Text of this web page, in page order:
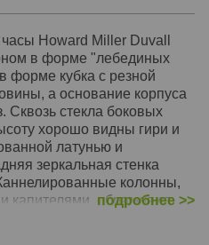
Howard Miller Duvall
в форме "лебединых
форме кубка с резной
а основание корпуса
стекла боковых
хорошо видны гири и
латунью и
зеркальная стенка
колонны,
капителями, обрамляют
(Windsor Cherry)
подробнее >>